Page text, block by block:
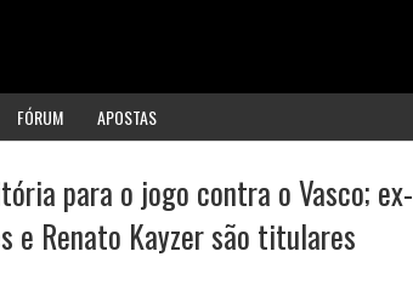
FÓRUM APOSTAS
para o jogo contra o Vasco; ex-
e Renato Kayzer são titulares